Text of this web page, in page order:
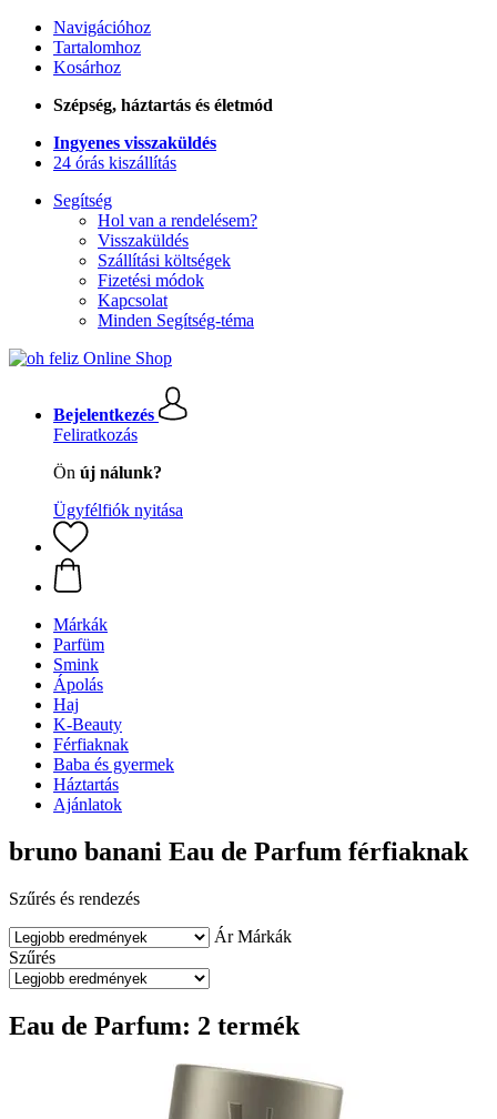
Navigációhoz
Tartalomhoz
Kosárhoz
Szépség, háztartás és életmód
Ingyenes visszaküldés
24 órás kiszállítás
Segítség
Hol van a rendelésem?
Visszaküldés
Szállítási költségek
Fizetési módok
Kapcsolat
Minden Segítség-téma
Bejelentkezés
Feliratkozás
Ön új nálunk?
Ügyfélfiók nyitása
Márkák
Parfüm
Smink
Ápolás
Haj
K-Beauty
Férfiaknak
Baba és gyermek
Háztartás
Ajánlatok
bruno banani Eau de Parfum férfiaknak
Szűrés és rendezés
Ár Márkák
Szűrés
Eau de Parfum: 2 termék